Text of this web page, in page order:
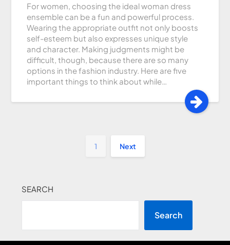
For women, choosing the ideal woman dress
ensemble can be a fun and powerful process.
Wearing the appropriate outfit not only boosts
self-esteem but also expresses unique style
and character. Making judgments might be
difficult, though, because there are so many
options in the fashion industry. Here are five
important things to think about while…
1 Next
SEARCH
Search